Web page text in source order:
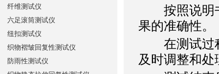
按照说明书
果的准确性。
在测试过程
及时调整和
纤维测试仪
六足滚筒测试仪
纽扣测试仪
织物褶皱回复性测试仪
防雨性测试仪